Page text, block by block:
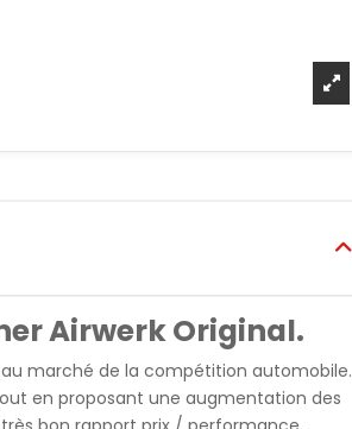
Airwerk Original.
au marché de la compétition automobile.
en proposant une augmentation des